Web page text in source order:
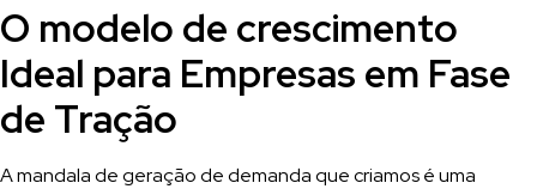
O modelo de crescimento
Ideal para Empresas em Fase
de Tração
A mandala de geração de demanda que criamos é uma